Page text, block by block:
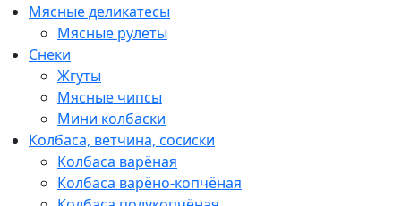
Мясные деликатесы
Мясные рулеты
Снеки
Жгуты
Мясные чипсы
Мини колбаски
Колбаса, ветчина, сосиски
Колбаса варёная
Колбаса варёно-копчёная